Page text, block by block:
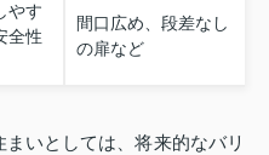
やす
全性
間口広め、段差なし
の扉など
いとしては、将来的なバリ